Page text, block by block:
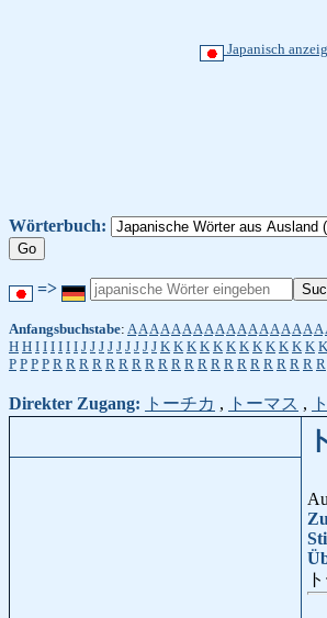
Japanisch
Wörterbuch:
=>
Anfangsbuchstabe: A A A A A A A A A A A A A A A A A A
H H I I I I I I J J J J J J J J J K K K K K K K K K K K K K
P P P P R R R R R R R R R R R R R R R R R R R R R
Direkter Zugang: トーチカ , トーマス ,